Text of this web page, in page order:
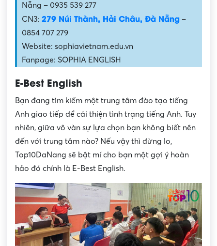
Nẵng – 0935 539 277
CN3: 279 Núi Thành, Hải Châu, Đà Nẵng –
0854 707 279
Website: sophiavietnam.edu.vn
Fanpage: SOPHIA ENGLISH
E-Best English
Bạn đang tìm kiếm một trung tâm đào tạo tiếng
Anh giao tiếp để cải thiện tình trạng tiếng Anh. Tuy
nhiên, giữa vô vàn sự lựa chọn bạn không biết nên
đến với trung tâm nào? Nếu vậy thì đừng lo,
Top10DaNang sẽ bật mí cho bạn một gợi ý hoàn
hảo đó chính là E-Best English.